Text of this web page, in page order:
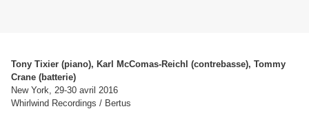
Tony Tixier (piano), Karl McComas-Reichl (contrebasse), Tommy
Crane (batterie)
New York, 29-30 avril 2016
Whirlwind Recordings / Bertus